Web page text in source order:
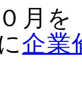
月
企業